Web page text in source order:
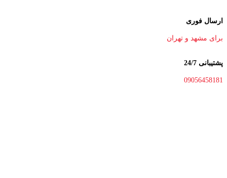
ارسال فوری
برای مشهد و تهران
پشتیبانی 24/7
09056458181